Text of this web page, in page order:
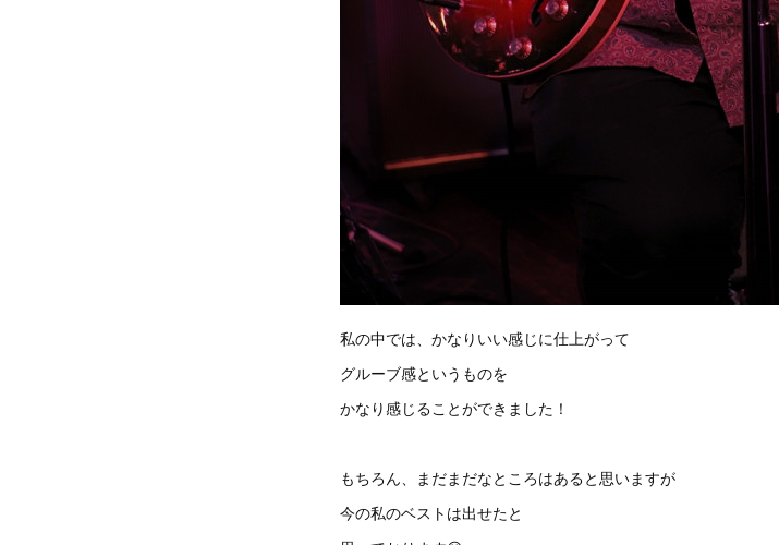
私の中では、かなりいい感じに仕上がって
グルーブ感というものを
かなり感じることができました！
もちろん、まだまだなところはあると思いますが
今の私のベストは出せたと